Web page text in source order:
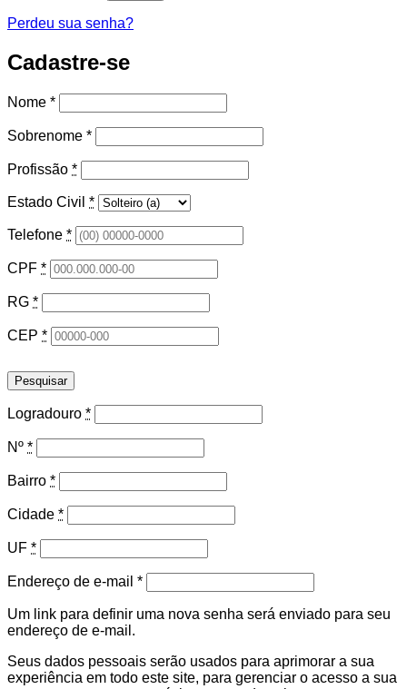
Perdeu sua senha?
Cadastre-se
Nome *
Sobrenome *
Profissão *
Estado Civil *
Telefone *
CPF *
RG *
CEP *
Pesquisar
Logradouro *
Nº *
Bairro *
Cidade *
UF *
Endereço de e-mail *Obrigatório
Um link para definir uma nova senha será enviado para seu
endereço de e-mail.
Seus dados pessoais serão usados para aprimorar a sua
experiência em todo este site, para gerenciar o acesso a sua